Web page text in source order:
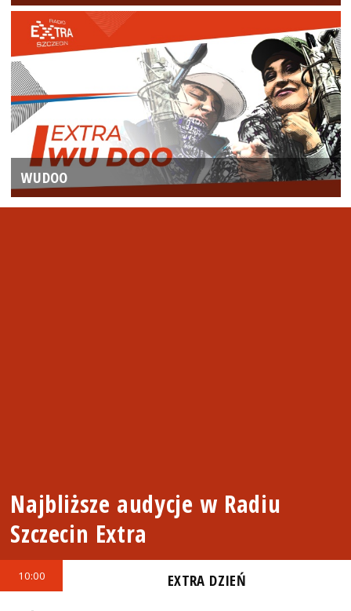
WUDOO
Najbliższe audycje w Radiu
Szczecin Extra
10:00 EXTRA DZIEŃ